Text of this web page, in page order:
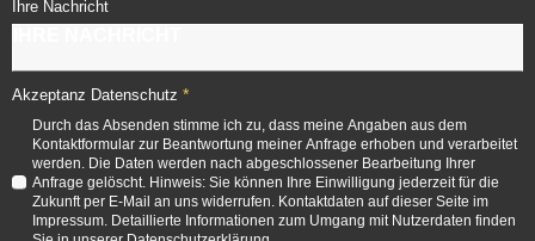
Ihre Nachricht
Akzeptanz Datenschutz *
Durch das Absenden stimme ich zu, dass meine Angaben aus dem
Kontaktformular zur Beantwortung meiner Anfrage erhoben und verarbeitet
werden. Die Daten werden nach abgeschlossener Bearbeitung Ihrer
Anfrage gelöscht. Hinweis: Sie können Ihre Einwilligung jederzeit für die
Zukunft per E-Mail an uns widerrufen. Kontaktdaten auf dieser Seite im
Impressum. Detaillierte Informationen zum Umgang mit Nutzerdaten finden